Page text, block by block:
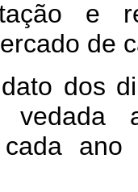
e
de
dos
vedada